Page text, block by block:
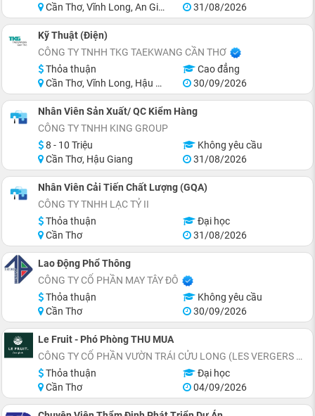
Cần Thơ, Vĩnh Long, An Giang, Đồng Tháp, Tiền Giang, Hồ Chí Minh
31/08/2026
Kỹ Thuật (Điện)
CÔNG TY TNHH TKG TAEKWANG CẦN THƠ
Thỏa thuận
Cao đẳng
Cần Thơ, Vĩnh Long, Hậu Giang, Sóc Trăng, Miền Nam
30/09/2026
Nhân Viên Sản Xuất/ QC Kiểm Hàng
CÔNG TY TNHH KING GROUP
8 - 10 Triệu
Không yêu cầu
Cần Thơ, Hậu Giang
31/08/2026
Nhân Viên Cải Tiến Chất Lượng (GQA)
CÔNG TY TNHH LẠC TỶ II
Thỏa thuận
Đại học
Cần Thơ
31/08/2026
Lao Động Phổ Thông
CÔNG TY CỔ PHẦN MAY TÂY ĐÔ
Thỏa thuận
Không yêu cầu
Cần Thơ
30/09/2026
Le Fruit - Phó Phòng THU MUA
CÔNG TY CỔ PHẦN VƯỜN TRÁI CỬU LONG (LES VERGERS DU MÉKONG)
Thỏa thuận
Đại học
Cần Thơ
04/09/2026